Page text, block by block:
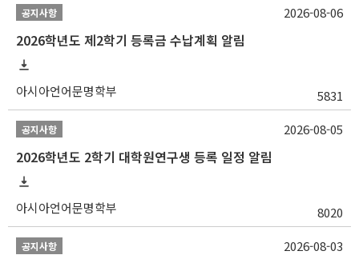
공지사항
2026학년도 제2학기 등록금 수납계획 알림
아시아언어문명학부 5831
2026-08-06
공지사항
2026학년도 2학기 대학원연구생 등록 일정 알림
아시아언어문명학부 8020
2026-08-05
공지사항 2026-08-03